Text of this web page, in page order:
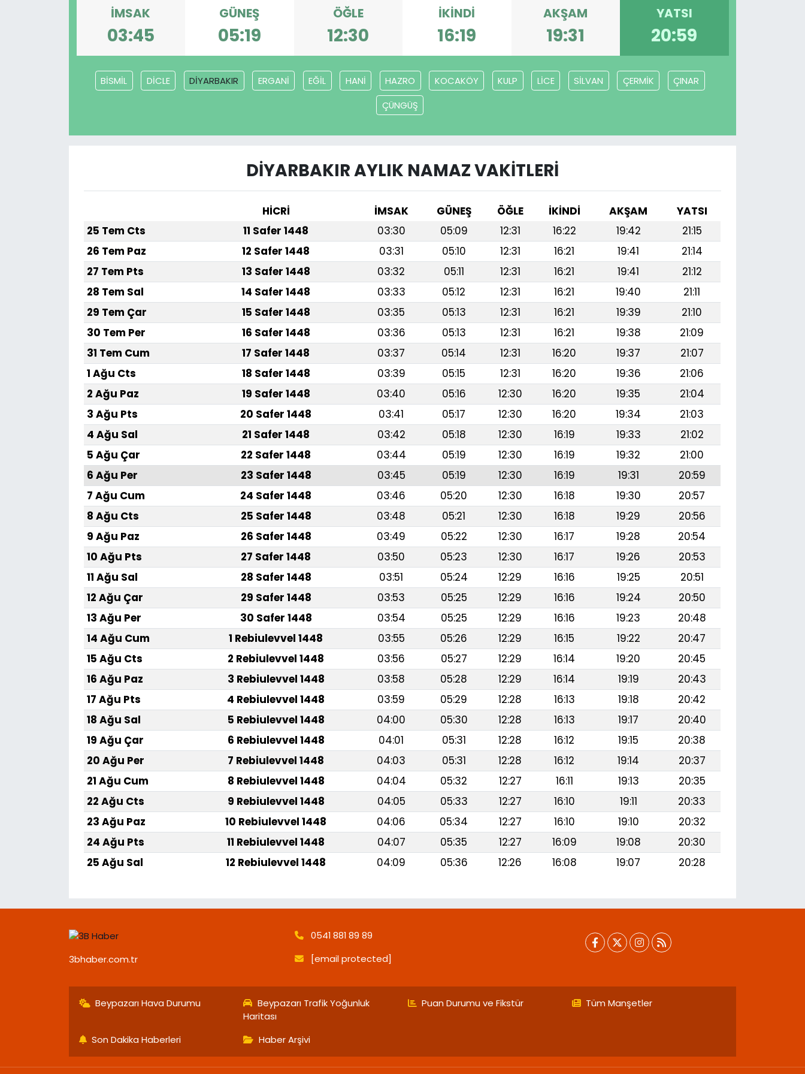
İMSAK
03:45
GÜNEŞ
05:19
ÖĞLE
12:30
İKINDI
16:19
AKŞAM
19:31
YATSI
20:59
BİSMİL DİCLE DİYARBAKIR ERGANİ EĞİL HANİ HAZRO KOCAKÖY KULP LİCE SİLVAN ÇERMİK
ÇINAR
ÇÜNGÜŞ
DİYARBAKIR AYLIK NAMAZ VAKITLERI
HİCRİ İMSAK GÜNEŞ ÖĞLE İKINDI AKŞAM
YATSI
25 Tem Cts
11 Safer 1448 03:30 05:09 12:31 16:22 19:42
21:15
26 Tem Paz
12 Safer 1448 03:31 05:10 12:31 16:21 19:41
21:14
27 Tem Pts
13 Safer 1448 03:32 05:11 12:31 16:21 19:41
21:12
28 Tem Sal
14 Safer 1448 03:33 05:12 12:31 16:21 19:40
21:11
29 Tem Çar
15 Safer 1448 03:35 05:13 12:31 16:21 19:39
21:10
30 Tem Per
16 Safer 1448 03:36 05:13 12:31 16:21 19:38
21:09
31 Tem Cum
17 Safer 1448 03:37 05:14 12:31 16:20 19:37
21:07
1 Ağu Cts
18 Safer 1448 03:39 05:15 12:31 16:20 19:36
21:06
2 Ağu Paz
19 Safer 1448 03:40 05:16 12:30 16:20 19:35
21:04
3 Ağu Pts
20 Safer 1448 03:41 05:17 12:30 16:20 19:34
21:03
4 Ağu Sal
21 Safer 1448 03:42 05:18 12:30 16:19 19:33
21:02
5 Ağu Çar
22 Safer 1448 03:44 05:19 12:30 16:19 19:32
21:00
6 Ağu Per
23 Safer 1448 03:45 05:19 12:30 16:19 19:31
20:59
7 Ağu Cum
24 Safer 1448 03:46 05:20 12:30 16:18 19:30
20:57
8 Ağu Cts
25 Safer 1448 03:48 05:21 12:30 16:18 19:29
20:56
9 Ağu Paz
26 Safer 1448 03:49 05:22 12:30 16:17 19:28
20:54
10 Ağu Pts
27 Safer 1448 03:50 05:23 12:30 16:17 19:26
20:53
11 Ağu Sal
28 Safer 1448 03:51 05:24 12:29 16:16 19:25
20:51
12 Ağu Çar
29 Safer 1448 03:53 05:25 12:29 16:16 19:24
20:50
13 Ağu Per
30 Safer 1448 03:54 05:25 12:29 16:16 19:23
20:48
14 Ağu Cum
1 Rebiulevvel 1448 03:55 05:26 12:29 16:15 19:22
20:47
15 Ağu Cts
2 Rebiulevvel 1448 03:56 05:27 12:29 16:14 19:20
20:45
16 Ağu Paz
3 Rebiulevvel 1448 03:58 05:28 12:29 16:14 19:19
20:43
17 Ağu Pts
4 Rebiulevvel 1448 03:59 05:29 12:28 16:13 19:18
20:42
18 Ağu Sal
5 Rebiulevvel 1448 04:00 05:30 12:28 16:13 19:17
20:40
19 Ağu Çar
6 Rebiulevvel 1448 04:01 05:31 12:28 16:12 19:15
20:38
20 Ağu Per
7 Rebiulevvel 1448 04:03 05:31 12:28 16:12 19:14
20:37
21 Ağu Cum
8 Rebiulevvel 1448 04:04 05:32 12:27 16:11 19:13
20:35
22 Ağu Cts
9 Rebiulevvel 1448 04:05 05:33 12:27 16:10 19:11
20:33
23 Ağu Paz
10 Rebiulevvel 1448 04:06 05:34 12:27 16:10 19:10
20:32
24 Ağu Pts
11 Rebiulevvel 1448 04:07 05:35 12:27 16:09 19:08
20:30
25 Ağu Sal
12 Rebiulevvel 1448 04:09 05:36 12:26 16:08 19:07 20:28
3bhaber.com.tr
0541 881 89 89
[email protected]
Beypazarı Hava Durumu
Beypazarı Trafik Yoğunluk
Haritası
Puan Durumu ve Fikstür Tüm Manşetler
Son Dakika Haberleri Haber Arşivi